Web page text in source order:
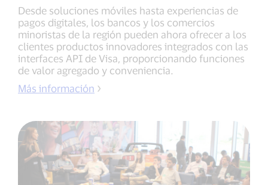
Desde soluciones móviles hasta experiencias de
pagos digitales, los bancos y los comercios
minoristas de la región pueden ahora ofrecer a los
clientes productos innovadores integrados con las
interfaces API de Visa, proporcionando funciones
de valor agregado y conveniencia.
Más información